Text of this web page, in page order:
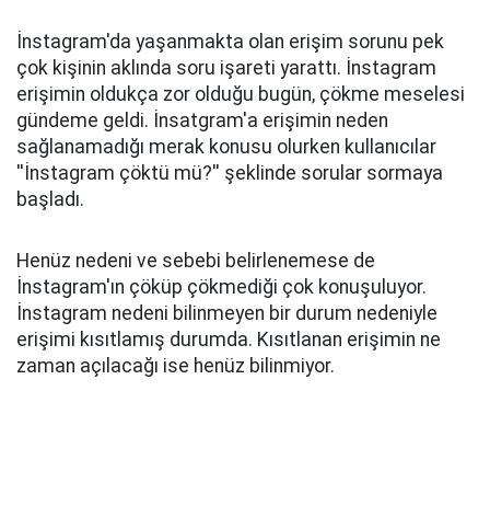
İnstagram'da yaşanmakta olan erişim sorunu pek
çok kişinin aklında soru işareti yarattı. İnstagram
erişimin oldukça zor olduğu bugün, çökme meselesi
gündeme geldi. İnsatgram'a erişimin neden
sağlanamadığı merak konusu olurken kullanıcılar
''İnstagram çöktü mü?'' şeklinde sorular sormaya
başladı.
Henüz nedeni ve sebebi belirlenemese de
İnstagram'ın çöküp çökmediği çok konuşuluyor.
İnstagram nedeni bilinmeyen bir durum nedeniyle
erişimi kısıtlamış durumda. Kısıtlanan erişimin ne
zaman açılacağı ise henüz bilinmiyor.